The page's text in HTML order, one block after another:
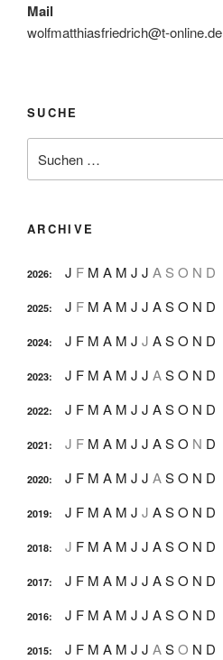
Mail
wolfmatthiasfriedrich@t-online.de
SUCHE
nach:
ARCHIVE
2026: J F M A M J J A S O N D
2025: J F M A M J J ASO N D
2024: J F M A M J J ASO N D
2023: J F M A M J J ASO N D
2022: J F M A M J J ASO N D
2021: J F M A M J J ASO N D
2020: J F M A M J J ASO N D
2019: J F M A M J J ASO N D
2018: J F M A M J J ASO N D
2017: J F M A M J J ASO N D
2016: J F M A M J J ASO N D
2015: J F M A M J J ASO N D